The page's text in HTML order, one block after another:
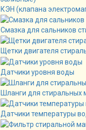
КЭН (клапана
Смазка для сальников
Щетки двигателя
Датчики уровня воды
Шланги для стиральных
Датчики температуры